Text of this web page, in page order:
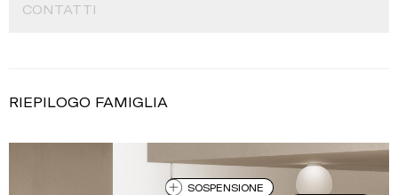
CONTATTI
RIEPILOGO FAMIGLIA
SOSPENSIONE